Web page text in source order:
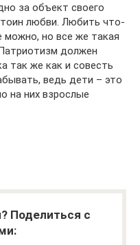
за объект своего
любви. Любить что-
можно, но все же такая
должен
так же как и совесть
ведь дети – это
на них взрослые
Поделиться с